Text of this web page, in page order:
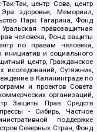
Так, центр Сова, центр
здоровья, Мемориал,
Парк Гагарина, Фонд
правозащитная
человека, Фонд защиты
по правам человека,
инициатив и социального
центр, Гражданское
исследований, Сутяжник,
в Калининграде по
и проектов Совета
организаций,
Защиты Прав Средств
- Сибирь, Частное
поддержке
Северных Стран, Фонд